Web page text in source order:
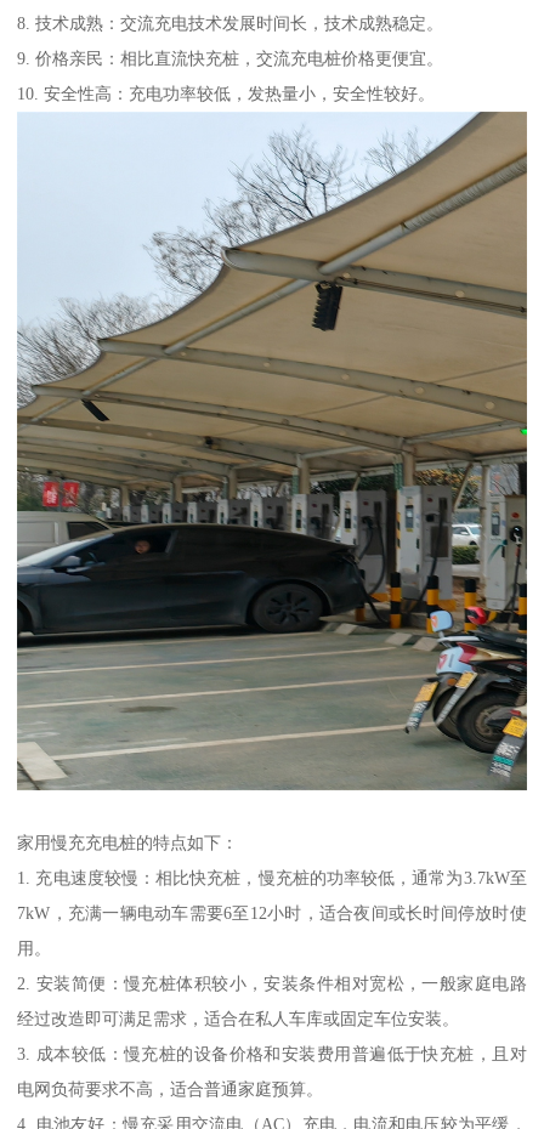
8. 技术成熟：交流充电技术发展时间长，技术成熟稳定。
9. 价格亲民：相比直流快充桩，交流充电桩价格更便宜。
10. 安全性高：充电功率较低，发热量小，安全性较好。
家用慢充充电桩的特点如下：
1. 充电速度较慢：相比快充桩，慢充桩的功率较低，通常为3.7kW至
7kW，充满一辆电动车需要6至12小时，适合夜间或长时间停放时使
用。
2. 安装简便：慢充桩体积较小，安装条件相对宽松，一般家庭电路
经过改造即可满足需求，适合在私人车库或固定车位安装。
3. 成本较低：慢充桩的设备价格和安装费用普遍低于快充桩，且对
电网负荷要求不高，适合普通家庭预算。
4. 电池友好：慢充采用交流电（AC）充电，电流和电压较为平缓，